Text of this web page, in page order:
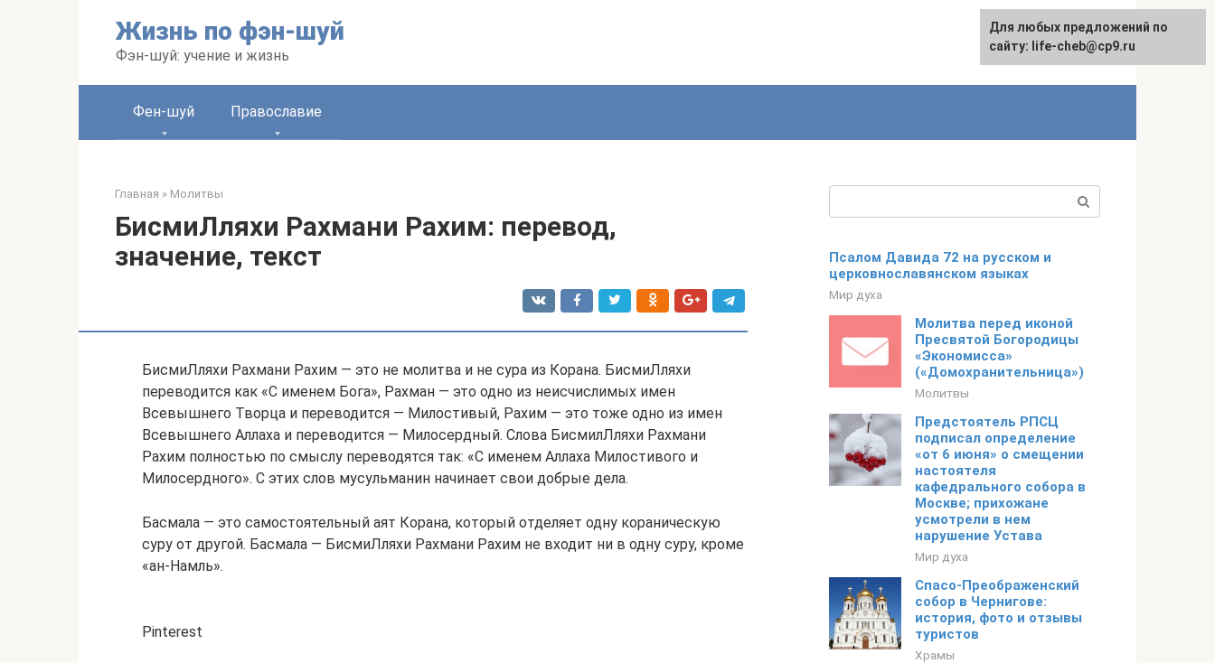
Жизнь по фэн-шуй
Фэн-шуй: учение и жизнь
Фен-шуй Православие
Главная » Молитвы
БисмиЛляхи Рахмани Рахим: перевод,
значение, текст
БисмиЛляхи Рахмани Рахим — это не молитва и не сура из Корана. БисмиЛляхи
переводится как «С именем Бога», Рахман — это одно из неисчислимых имен
Всевышнего Творца и переводится — Милостивый, Рахим — это тоже одно из имен
Всевышнего Аллаха и переводится — Милосердный. Слова БисмилЛляхи Рахмани
Рахим полностью по смыслу переводятся так: «С именем Аллаха Милостивого и
Милосердного». С этих слов мусульманин начинает свои добрые дела.
Басмала — это самостоятельный аят Корана, который отделяет одну кораническую
суру от другой. Басмала — БисмиЛляхи Рахмани Рахим не входит ни в одну суру, кроме
«ан-Намль».
Pinterest
Псалом Давида 72 на русском и
церковнославянском языках
Мир духа
Молитва перед иконой
Пресвятой Богородицы
«Экономисса»
(«Домохранительница»)
Молитвы
Предстоятель РПСЦ
подписал определение
«от 6 июня» о смещении
настоятеля
кафедрального собора в
Москве; прихожане
усмотрели в нем
нарушение Устава
Мир духа
Спасо-Преображенский
собор в Чернигове:
история, фото и отзывы
туристов
Храмы
Для любых предложений по
сайту: life-cheb@cp9.ru
Для любых предложений по
сайту: life-cheb@cp9.ru